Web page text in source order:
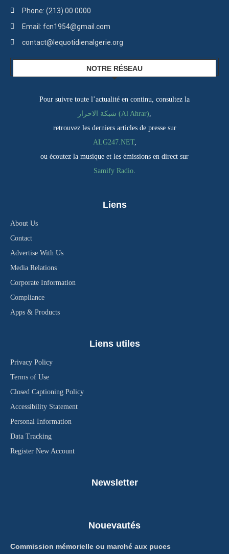
Phone: (213) 00 0000
Email: fcn1954@gmail.com
contact@lequotidienalgerie.org
NOTRE RÉSEAU
Pour suivre toute l’actualité en continu, consultez la
شبكة الاحرار (Al Ahrar),
retrouvez les derniers articles de presse sur
ALG247.NET,
ou écoutez la musique et les émissions en direct sur
Samify Radio.
Liens
About Us
Contact
Advertise With Us
Media Relations
Corporate Information
Compliance
Apps & Products
Liens utiles
Privacy Policy
Terms of Use
Closed Captioning Policy
Accessibility Statement
Personal Information
Data Tracking
Register New Account
Newsletter
Nouevautés
Commission mémorielle ou marché aux puces